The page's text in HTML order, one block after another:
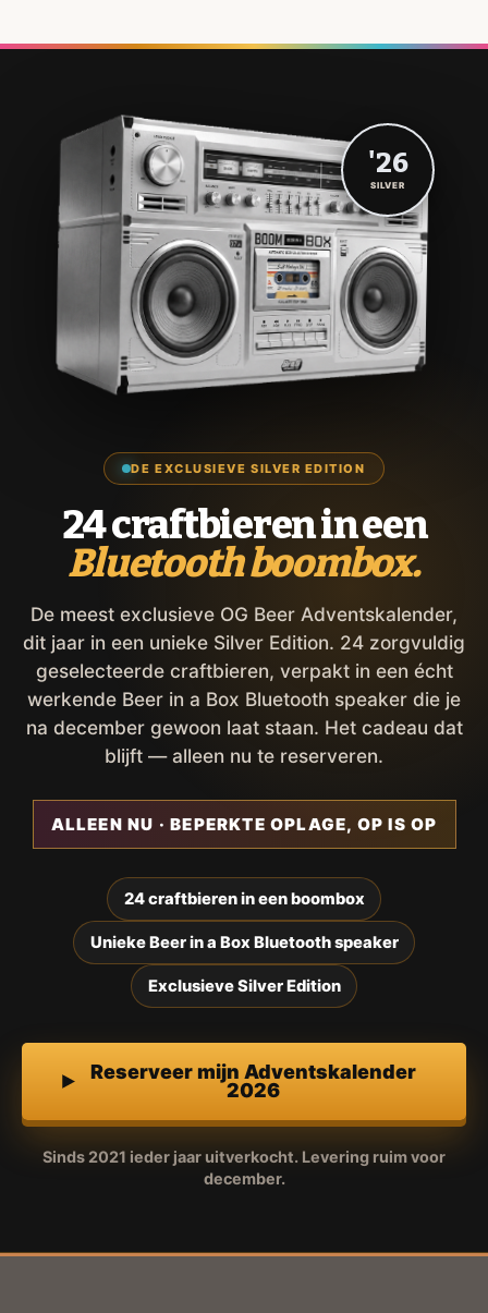
DE EXCLUSIEVE SILVER EDITION
24 craftbieren in een
Bluetooth boombox.
De meest exclusieve OG Beer Adventskalender,
dit jaar in een unieke Silver Edition. 24 zorgvuldig
geselecteerde craftbieren, verpakt in een écht
werkende Beer in a Box Bluetooth speaker die je
na december gewoon laat staan. Het cadeau dat
blijft — alleen nu te reserveren.
ALLEEN NU · BEPERKTE OPLAGE, OP IS OP
24 craftbieren in een boombox
Unieke Beer in a Box Bluetooth speaker
Exclusieve Silver Edition
Reserveer mijn Adventskalender
2026
Sinds 2021 ieder jaar uitverkocht. Levering ruim voor
december.
'26
SILVER